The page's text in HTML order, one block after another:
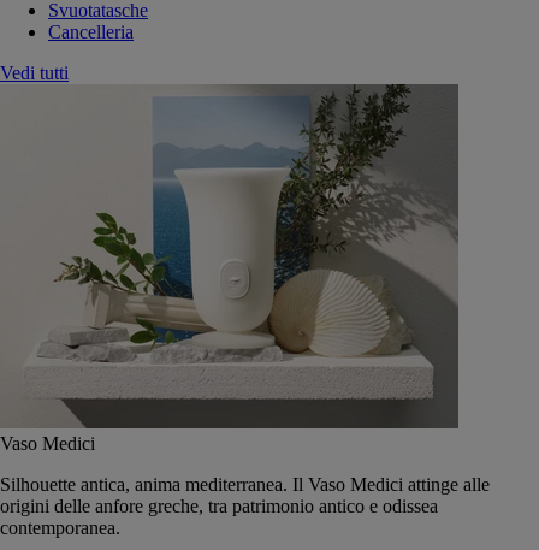
Svuotatasche
Cancelleria
Vedi tutti
Vaso Medici
Silhouette antica, anima mediterranea. Il Vaso Medici attinge alle
origini delle anfore greche, tra patrimonio antico e odissea
contemporanea.